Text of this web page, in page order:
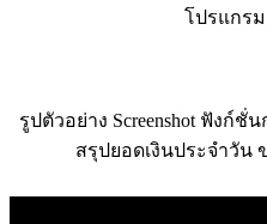
โปรแกรม
รูปตัวอย่าง Screenshot ฟังก์
สรุปยอดเงินประจำวัน